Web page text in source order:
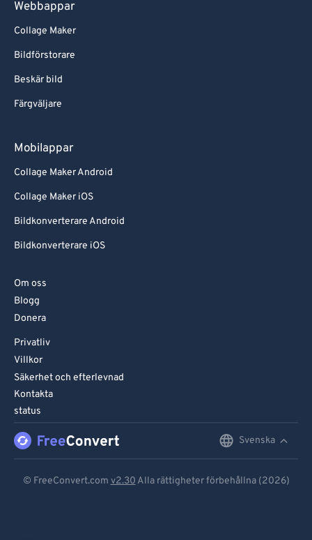
Webbappar
Collage Maker
Bildförstorare
Beskär bild
Färgväljare
Mobilappar
Collage Maker Android
Collage Maker iOS
Bildkonverterare Android
Bildkonverterare iOS
Om oss
Blogg
Donera
Privatliv
Villkor
Säkerhet och efterlevnad
Kontakta
status
Svenska
© FreeConvert.com v2.30 Alla rättigheter förbehållna (2026)